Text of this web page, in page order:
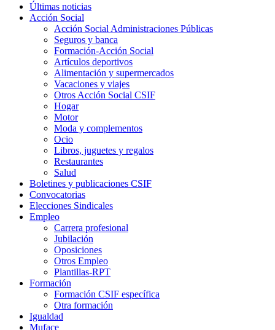
Últimas noticias
Acción Social
Acción Social Administraciones Públicas
Seguros y banca
Formación-Acción Social
Artículos deportivos
Alimentación y supermercados
Vacaciones y viajes
Otros Acción Social CSIF
Hogar
Motor
Moda y complementos
Ocio
Libros, juguetes y regalos
Restaurantes
Salud
Boletines y publicaciones CSIF
Convocatorias
Elecciones Sindicales
Empleo
Carrera profesional
Jubilación
Oposiciones
Otros Empleo
Plantillas-RPT
Formación
Formación CSIF específica
Otra formación
Igualdad
Muface